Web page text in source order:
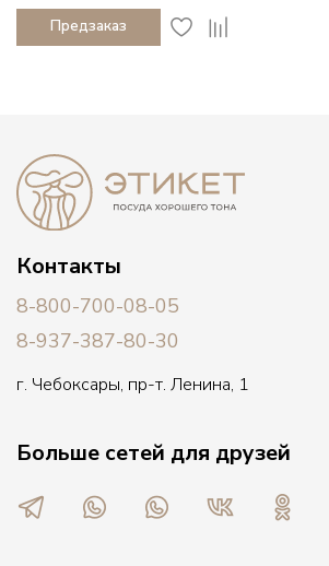
Предзаказ
Контакты
8-800-700-08-05
8-937-387-80-30
г. Чебоксары, пр-т. Ленина, 1
Больше сетей для друзей